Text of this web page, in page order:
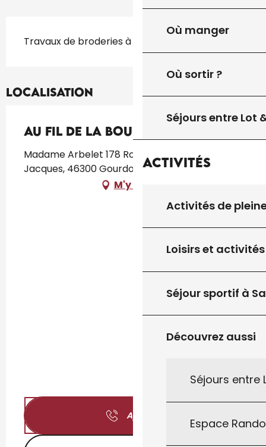
Où manger
Où sortir ?
Séjours entre Lot
Activités
Activités de
Loisirs et activités
Séjour sportif à
Découvrez aussi
Séjours entre
Espace
Travaux de broderies à l'aiguille
Localisation
Au fil de la Bouriane
Madame Arbelet 178 Route du Mas de
Jacques, 46300 Gourdon
M'y rendre
Appeler